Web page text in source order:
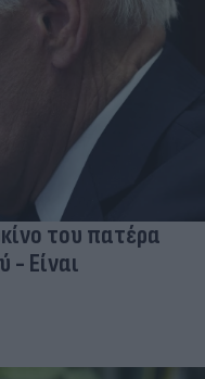
του πατέρα
- Είναι